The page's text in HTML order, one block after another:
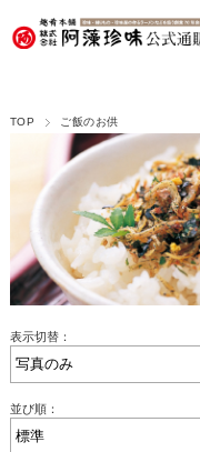
TOP ご飯のお供
表示切替：
並び順：